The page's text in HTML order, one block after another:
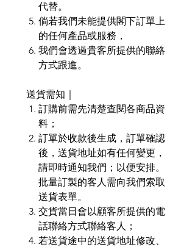
代替。
倘若我們未能提供閣下訂單上
的任何產品或服務，
我們會透過貴客所提供的聯絡
方式跟進。
送貨需知｜
訂購前需先清楚查閱各商品資
料；
訂單於收款後生成，訂單確認
後，送貨地址如有任何變更，
請即時通知我們；以便安排。
批量訂製的客人需向我們索取
送貨表單。
交貨當日會以顧客所提供的電
話聯絡方式聯絡客人；
若送貨途中的送貨地址修改、